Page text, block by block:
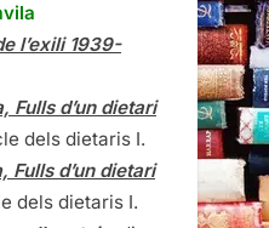
l’exili 1939-
Fulls d’un dietari
dels dietaris I.
Fulls d’un dietari
dels dietaris I.